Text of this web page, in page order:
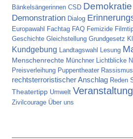
Bänkelsängerinnen CSD Demokratie
Demonstration Dialog
Europawahl Fachtag FAQ Femizide
Geschichte Gleichstellung Grundgesetz
Kundgebung Landtagswahl Lesung
Menschenrechte Münchner Lichtblicke
Preisverleihung Puppentheater Rassismus
rechtsterroristischer Anschlag Reden
Theatertipp Umwelt Veranstaltung
Zivilcourage Über uns